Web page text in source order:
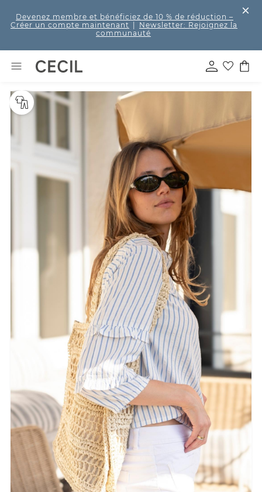
Devenez membre et bénéficiez de 10 % de réduction –
Créer un compte maintenant
Newsletter: Rejoignez la
communauté